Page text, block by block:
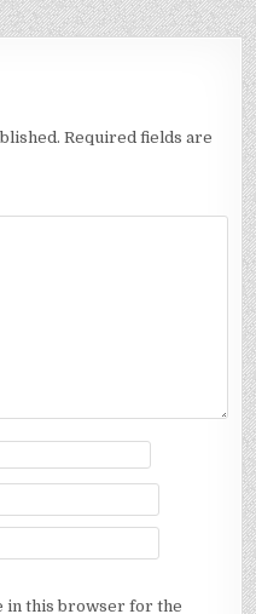
Required fields are
in this browser for the